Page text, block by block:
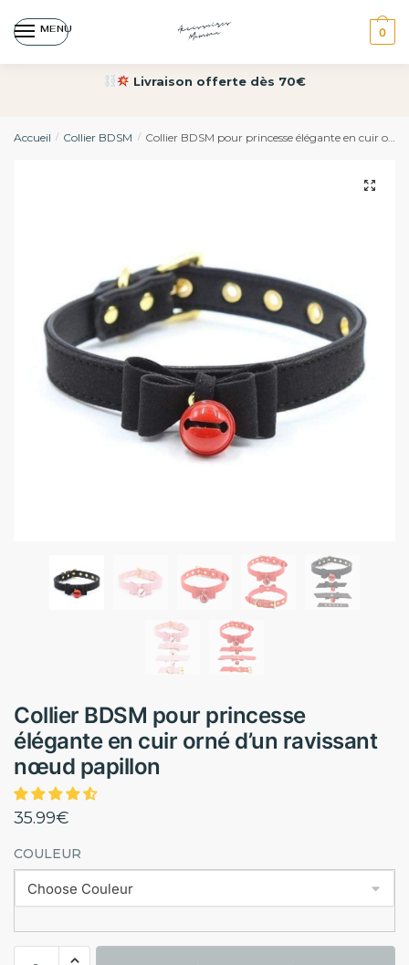
MENU 0
Livraison offerte dès 70€
Accueil / Collier BDSM / Collier BDSM pour princesse élégante en cuir orné d’un ravissant nœud papillon
Collier BDSM pour princesse
élégante en cuir orné d’un ravissant
nœud papillon
35.99€
COULEUR